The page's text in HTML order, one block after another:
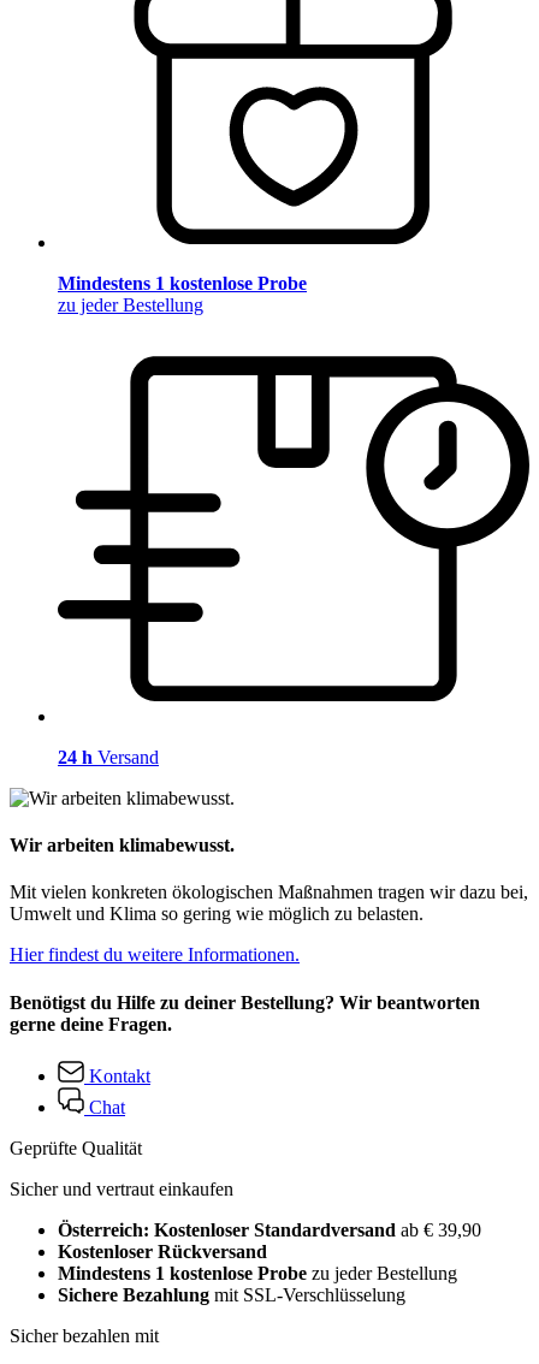
Mindestens 1 kostenlose Probe
zu jeder Bestellung
24 h Versand
Wir arbeiten klimabewusst.
Mit vielen konkreten ökologischen Maßnahmen tragen wir dazu bei,
Umwelt und Klima so gering wie möglich zu belasten.
Hier findest du weitere Informationen.
Benötigst du Hilfe zu deiner Bestellung? Wir beantworten
gerne deine Fragen.
Kontakt
Chat
Geprüfte Qualität
Sicher und vertraut einkaufen
Österreich: Kostenloser Standardversand ab € 39,90
Kostenloser Rückversand
Mindestens 1 kostenlose Probe zu jeder Bestellung
Sichere Bezahlung mit SSL-Verschlüsselung
Sicher bezahlen mit